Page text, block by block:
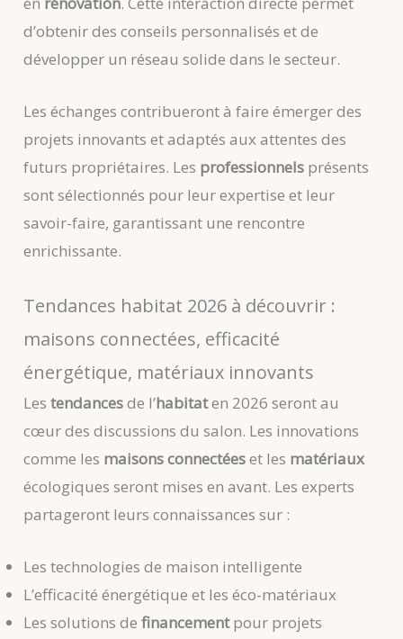
d’obtenir des conseils personnalisés et de
développer un réseau solide dans le secteur.
Les échanges contribueront à faire émerger des
projets innovants et adaptés aux attentes des
futurs propriétaires. Les professionnels présents
sont sélectionnés pour leur expertise et leur
savoir-faire, garantissant une rencontre
enrichissante.
Tendances habitat 2026 à découvrir :
maisons connectées, efficacité
énergétique, matériaux innovants
Lestendancesde l’habitaten 2026 seront au
cœur des discussions du salon. Les innovations
comme les maisons connectéeset les matériaux
écologiques seront mises en avant. Les experts
partageront leurs connaissances sur :
Les technologies de maison intelligente
L’efficacité énergétique et les éco-matériaux
Les solutions definancementpour projets